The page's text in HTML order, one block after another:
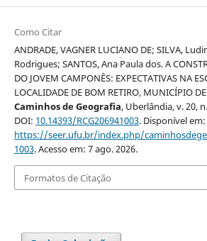
Como Citar
ANDRADE, VAGNER LUCIANO DE; SILVA,
Rodrigues; SANTOS, Ana Paula dos. A
DO JOVEM CAMPONÊS: EXPECTATIVAS NA
LOCALIDADE DE BOM RETIRO, MUNICÍPIO
Caminhos de Geografia, Uberlândia, v. 20,
DOI: 10.14393/RCG206941003. Disponível em:
https://seer.ufu.br/index.php/
1003. Acesso em: 7 ago. 2026.
Formatos de Citação